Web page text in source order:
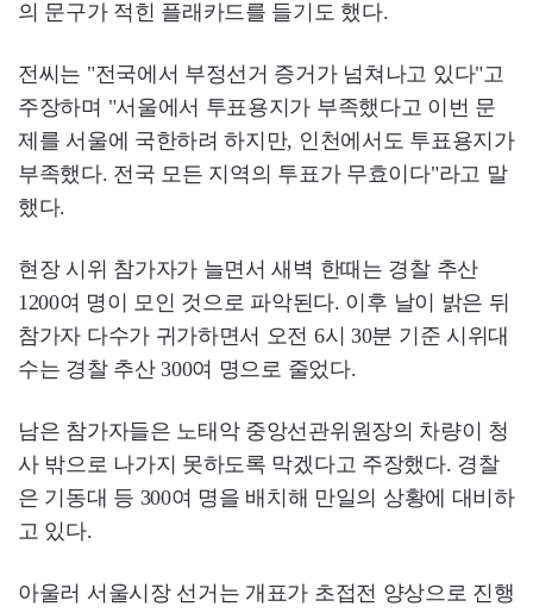
의 문구가 적힌 플래카드를 들기도 했다.
전씨는 "전국에서 부정선거 증거가 넘쳐나고 있다"고
주장하며 "서울에서 투표용지가 부족했다고 이번 문
제를 서울에 국한하려 하지만, 인천에서도 투표용지가
부족했다. 전국 모든 지역의 투표가 무효이다"라고 말
했다.
현장 시위 참가자가 늘면서 새벽 한때는 경찰 추산
1200여 명이 모인 것으로 파악된다. 이후 날이 밝은 뒤
참가자 다수가 귀가하면서 오전 6시 30분 기준 시위대
수는 경찰 추산 300여 명으로 줄었다.
남은 참가자들은 노태악 중앙선관위원장의 차량이 청
사 밖으로 나가지 못하도록 막겠다고 주장했다. 경찰
은 기동대 등 300여 명을 배치해 만일의 상황에 대비하
고 있다.
아울러 서울시장 선거는 개표가 초접전 양상으로 진행